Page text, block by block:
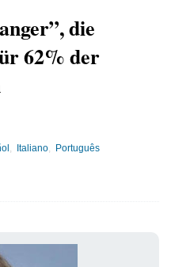
die
62% der
Italiano Português